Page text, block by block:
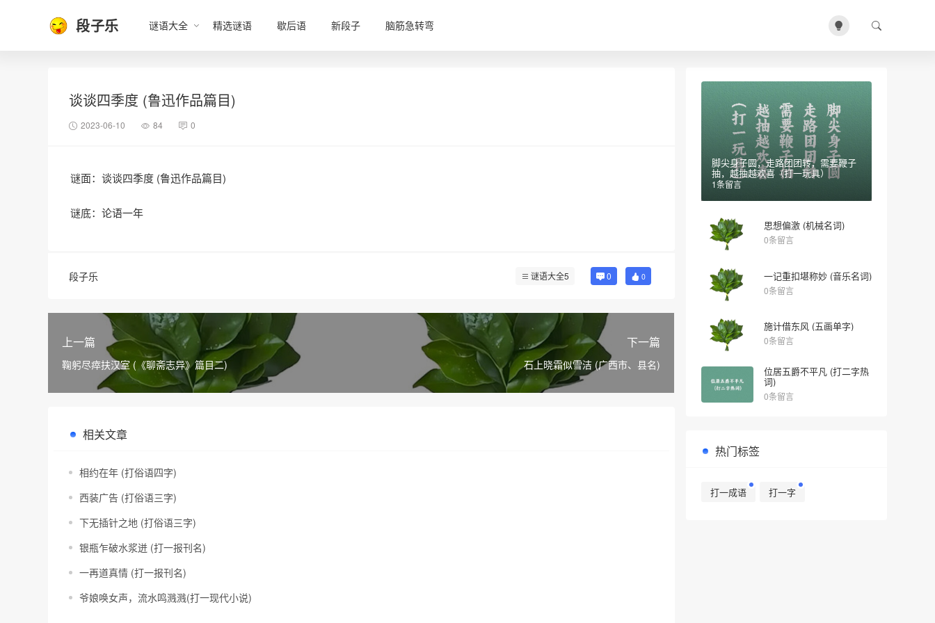
段子乐 谜语大全 精选谜语 歇后语 新段子 脑筋急转弯
谈谈四季度 (鲁迅作品篇目)
2023-06-10 84 0
谜面：谈谈四季度 (鲁迅作品篇目)
谜底：论语一年
段子乐 谜语大全5 0 0
上一篇
鞠躬尽瘁扶汉室 (《聊斋志异》篇目二)
下一篇
石上晓霜似雪洁 (广西市、县名)
相关文章
相约在年 (打俗语四字)
西装广告 (打俗语三字)
下无插针之地 (打俗语三字)
银瓶乍破水浆迸 (打一报刊名)
一再道真情 (打一报刊名)
爷娘唤女声，流水鸣溅溅(打一现代小说)
脚尖身子圆，走路团团转，需要鞭子
抽，越抽越欢喜（打一玩具）
1条留言
思想偏激 (机械名词)
0条留言
一记重扣堪称妙 (音乐名词)
0条留言
施计借东风 (五画单字)
0条留言
位居五爵不平凡 (打二字热
词)
0条留言
热门标签
打一成语 打一字